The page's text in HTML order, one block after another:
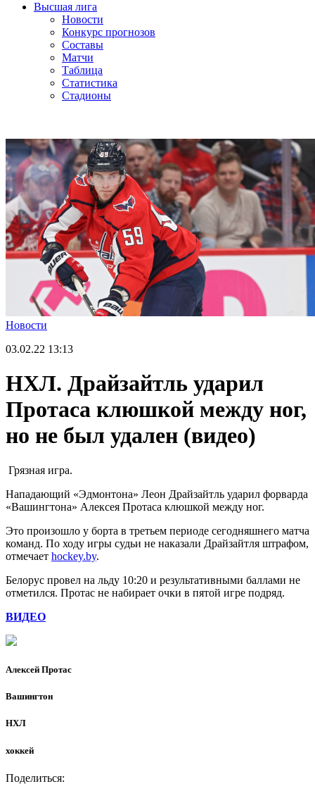
Высшая лига
Новости
Конкурс прогнозов
Составы
Матчи
Таблица
Статистика
Стадионы
Новости
03.02.22 13:13
НХЛ. Драйзайтль ударил
Протаса клюшкой между ног,
но не был удален (видео)
Грязная игра.
Нападающий «Эдмонтона» Леон Драйзайтль ударил форварда
«Вашингтона» Алексея Протаса клюшкой между ног.
Это произошло у борта в третьем периоде сегодняшнего матча
команд. По ходу игры судьи не наказали Драйзайтля штрафом,
отмечает hockey.by.
Белорус провел на льду 10:20 и результативными баллами не
отметился. Протас не набирает очки в пятой игре подряд.
ВИДЕО
Алексей Протас
Вашингтон
НХЛ
хоккей
Поделиться: